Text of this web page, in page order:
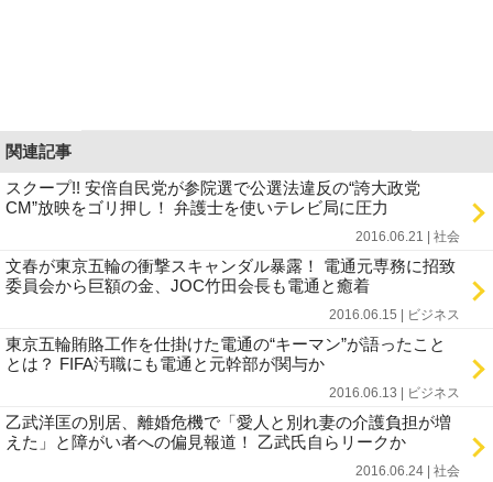
関連記事
スクープ!! 安倍自民党が参院選で公選法違反の“誇大政党
CM”放映をゴリ押し！ 弁護士を使いテレビ局に圧力
2016.06.21 | 社会
文春が東京五輪の衝撃スキャンダル暴露！ 電通元専務に招致
委員会から巨額の金、JOC竹田会長も電通と癒着
2016.06.15 | ビジネス
東京五輪賄賂工作を仕掛けた電通の“キーマン”が語ったこと
とは？ FIFA汚職にも電通と元幹部が関与か
2016.06.13 | ビジネス
乙武洋匡の別居、離婚危機で「愛人と別れ妻の介護負担が増
えた」と障がい者への偏見報道！ 乙武氏自らリークか
2016.06.24 | 社会